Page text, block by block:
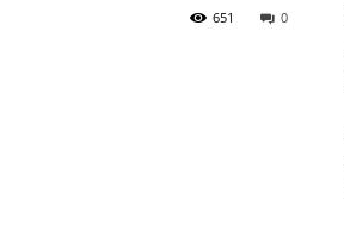
0
651